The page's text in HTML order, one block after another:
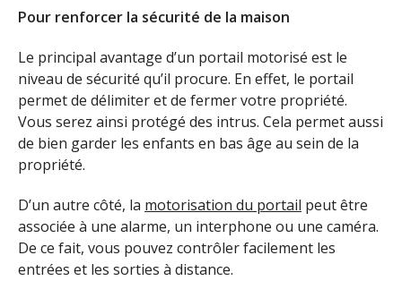
Pour renforcer la sécurité de la maison
Le principal avantage d’un portail motorisé est le
niveau de sécurité qu’il procure. En effet, le portail
permet de délimiter et de fermer votre propriété.
Vous serez ainsi protégé des intrus. Cela permet aussi
de bien garder les enfants en bas âge au sein de la
propriété.
D’un autre côté, la motorisation du portail peut être
associée à une alarme, un interphone ou une caméra.
De ce fait, vous pouvez contrôler facilement les
entrées et les sorties à distance.